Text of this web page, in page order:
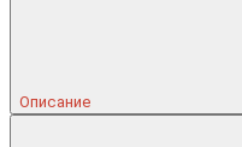
Описание